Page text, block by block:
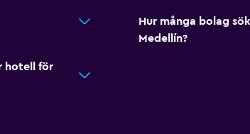
Hur många bolag
Medellín?
hotell för